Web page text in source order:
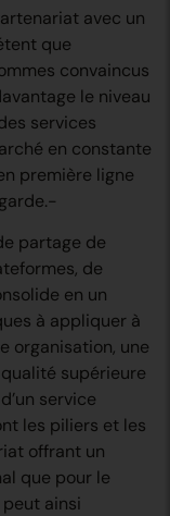
avec un
que
convaincus
le niveau
services
en constante
première ligne
partage de
de
en un
à appliquer à
organisation, une
supérieure
service
les piliers et les
offrant un
que pour le
ainsi